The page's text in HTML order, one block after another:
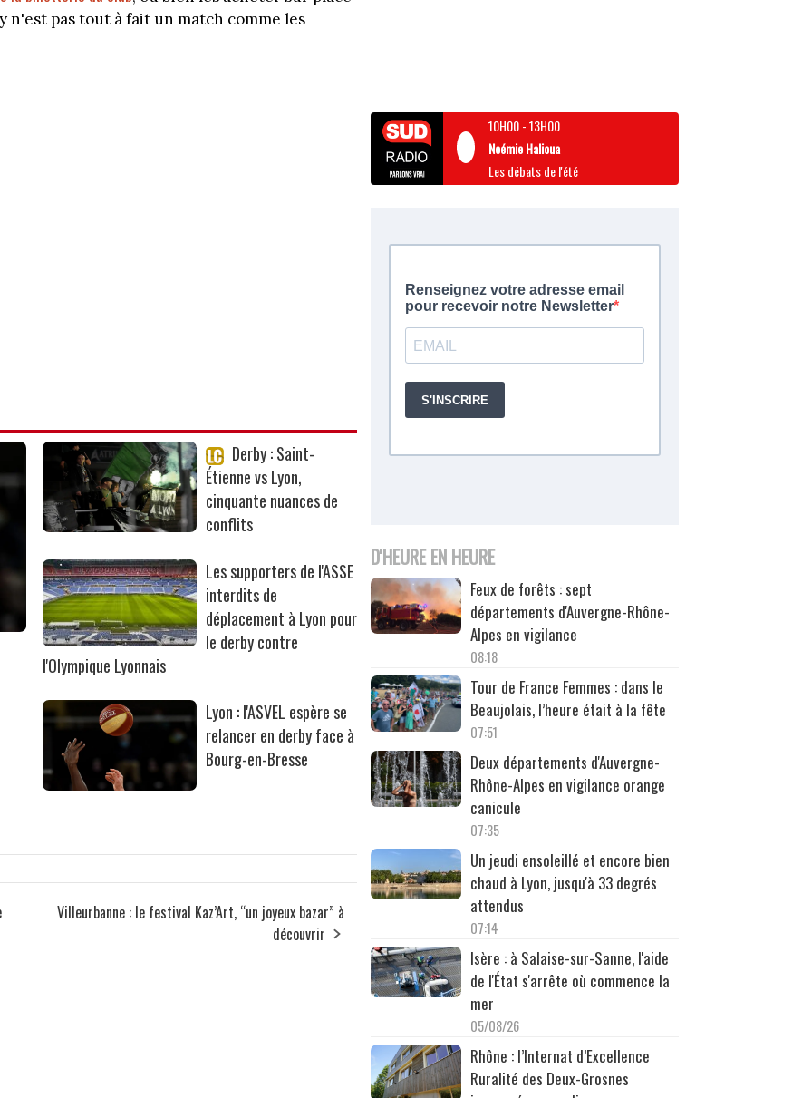
n'est pas tout à fait un match comme les
Derby : Saint-
Étienne vs Lyon,
cinquante nuances de
conflits
Les supporters de l'ASSE
interdits de
déplacement à Lyon pour
le derby contre
l'Olympique Lyonnais
Lyon : l'ASVEL espère se
relancer en derby face à
Bourg-en-Bresse
Villeurbanne : le festival Kaz’Art, “un joyeux bazar” à
découvrir
10H00-13H00
Noémie Halioua
Les débats de l'été
D'HEURE EN HEURE
Feux de forêts : sept
départements d'Auvergne-Rhône-
Alpes en vigilance
08:18
Tour de France Femmes : dans le
Beaujolais, l’heure était à la fête
07:51
Deux départements d'Auvergne-
Rhône-Alpes en vigilance orange
canicule
07:35
Un jeudi ensoleillé et encore bien
chaud à Lyon, jusqu'à 33 degrés
attendus
07:14
Isère : à Salaise-sur-Sanne, l'aide
de l'État s'arrête où commence la
mer
05/08/26
Rhône : l’Internat d’Excellence
Ruralité des Deux-Grosnes